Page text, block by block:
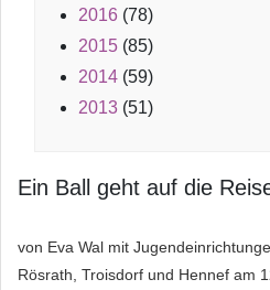
2016 (78)
2015 (85)
2014 (59)
2013 (51)
Ein Ball geht auf die
von Eva Wal mit
Rösrath, Troisdorf und Hennef am